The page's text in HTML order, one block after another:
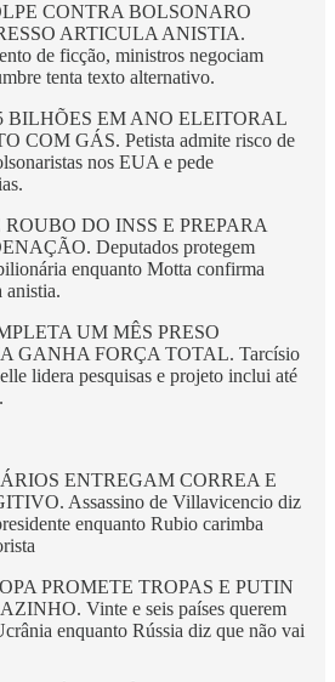
CONTRA BOLSONARO
ARTICULA ANISTIA.
de ficção, ministros negociam
tenta texto alternativo.
BILHÕES EM ANO ELEITORAL
COM GÁS. Petista admite risco de
nos EUA e pede
DO INSS E PREPARA
Deputados protegem
enquanto Motta confirma
anistia.
UM MÊS PRESO
GANHA FORÇA TOTAL. Tarcísio
lidera pesquisas e projeto inclui até
ENTREGAM CORREA E
Assassino de Villavicencio diz
enquanto Rubio carimba
PROMETE TROPAS E PUTIN
Vinte e seis países querem
enquanto Rússia diz que não vai